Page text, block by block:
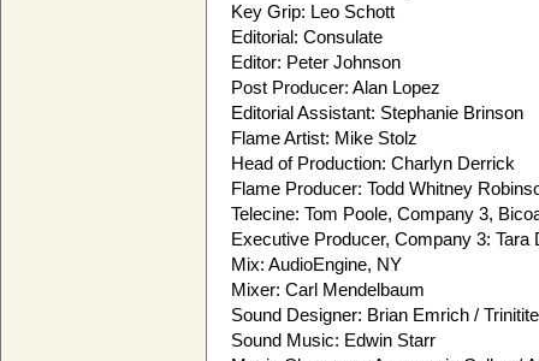
Key Grip: Leo Schott
Editorial: Consulate
Editor: Peter Johnson
Post Producer: Alan Lopez
Editorial Assistant: Stephanie Brinson
Flame Artist: Mike Stolz
Head of Production: Charlyn Derrick
Flame Producer: Todd Whitney
Telecine: Tom Poole, Company 3,
Executive Producer, Company 3: Tara
Mix: AudioEngine, NY
Mixer: Carl Mendelbaum
Sound Designer: Brian Emrich /
Sound Music: Edwin Starr